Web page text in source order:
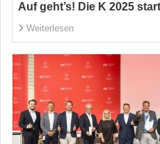
Auf geht’s! Die K 2025
Weiterlesen